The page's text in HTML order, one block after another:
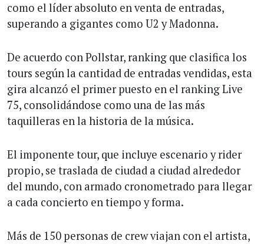
como el líder absoluto en venta de entradas,
superando a gigantes como U2 y Madonna.
De acuerdo con Pollstar, ranking que clasifica los
tours según la cantidad de entradas vendidas, esta
gira alcanzó el primer puesto en el ranking Live
75, consolidándose como una de las más
taquilleras en la historia de la música.
El imponente tour, que incluye escenario y rider
propio, se traslada de ciudad a ciudad alrededor
del mundo, con armado cronometrado para llegar
a cada concierto en tiempo y forma.
Más de 150 personas de crew viajan con el artista,